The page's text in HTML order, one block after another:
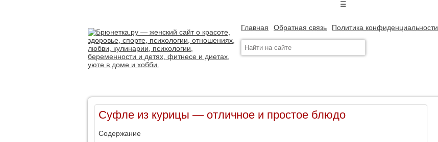
☰
Главная Обратная связь Политика конфиденциальности
Суфле из курицы — отличное и простое блюдо
Содержание